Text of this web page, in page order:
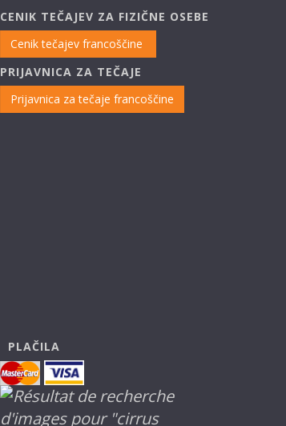
CENIK TEČAJEV ZA FIZIČNE OSEBE
Cenik tečajev francoščine
PRIJAVNICA ZA TEČAJE
Prijavnica za tečaje francoščine
PLAČILA